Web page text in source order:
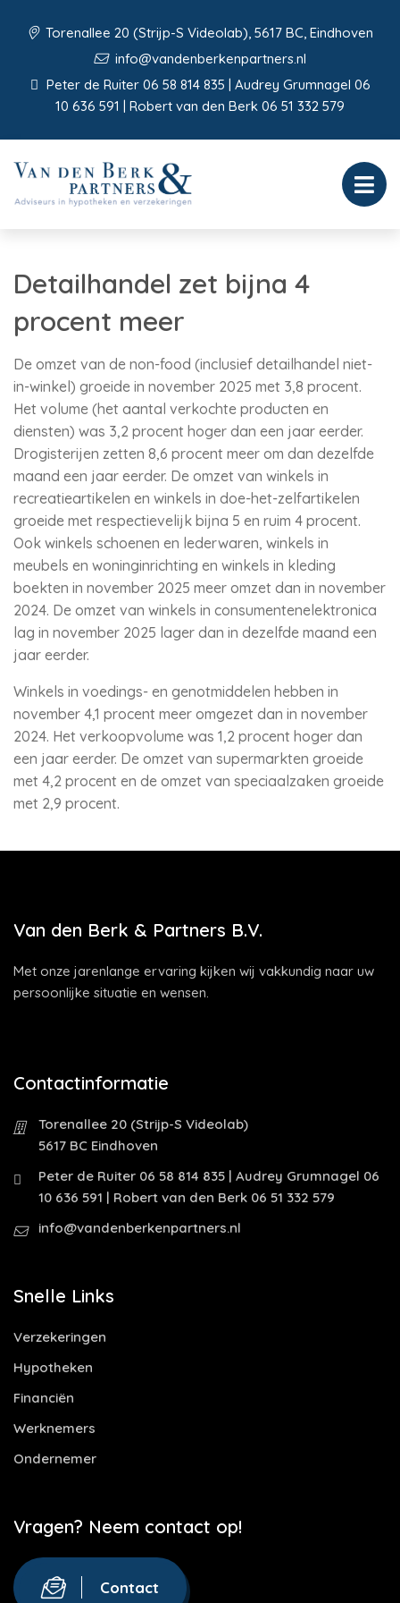
Torenallee 20 (Strijp-S Videolab), 5617 BC, Eindhoven
info@vandenberkenpartners.nl
Peter de Ruiter 06 58 814 835 | Audrey Grumnagel 06
10 636 591 | Robert van den Berk 06 51 332 579
Detailhandel zet bijna 4
procent meer
De omzet van de non-food (inclusief detailhandel niet-
in-winkel) groeide in november 2025 met 3,8 procent.
Het volume (het aantal verkochte producten en
diensten) was 3,2 procent hoger dan een jaar eerder.
Drogisterijen zetten 8,6 procent meer om dan dezelfde
maand een jaar eerder. De omzet van winkels in
recreatieartikelen en winkels in doe-het-zelfartikelen
groeide met respectievelijk bijna 5 en ruim 4 procent.
Ook winkels schoenen en lederwaren, winkels in
meubels en woninginrichting en winkels in kleding
boekten in november 2025 meer omzet dan in november
2024. De omzet van winkels in consumentenelektronica
lag in november 2025 lager dan in dezelfde maand een
jaar eerder.
Winkels in voedings- en genotmiddelen hebben in
november 4,1 procent meer omgezet dan in november
2024. Het verkoopvolume was 1,2 procent hoger dan
een jaar eerder. De omzet van supermarkten groeide
met 4,2 procent en de omzet van speciaalzaken groeide
met 2,9 procent.
Van den Berk & Partners B.V.
Met onze jarenlange ervaring kijken wij vakkundig naar uw
persoonlijke situatie en wensen.
Contactinformatie
Torenallee 20 (Strijp-S Videolab)
5617 BC Eindhoven
Peter de Ruiter 06 58 814 835 | Audrey Grumnagel 06
10 636 591 | Robert van den Berk 06 51 332 579
info@vandenberkenpartners.nl
Snelle Links
Verzekeringen
Hypotheken
Financiën
Werknemers
Ondernemer
Vragen? Neem contact op!
Contact